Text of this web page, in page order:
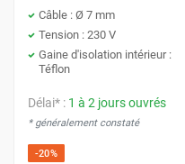
Câble : Ø 7 mm
Tension : 230 V
Gaine d'isolation intérieur :
Téflon
Délai* : 1 à 2 jours ouvrés
* généralement constaté
-20%